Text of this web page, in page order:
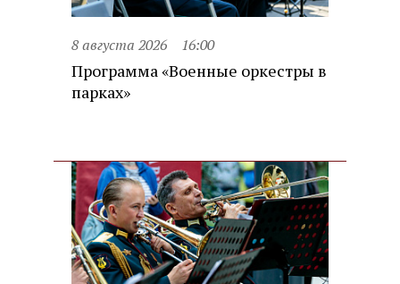
8 августа 2026 16:00
Программа «Военные оркестры в
парках»